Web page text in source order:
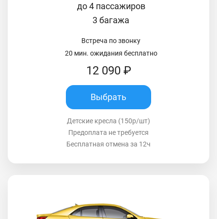
до 4 пассажиров
3 багажа
Встреча по звонку
20 мин. ожидания бесплатно
12 090 ₽
Выбрать
Детские кресла (150р/шт)
Предоплата не требуется
Бесплатная отмена за 12ч